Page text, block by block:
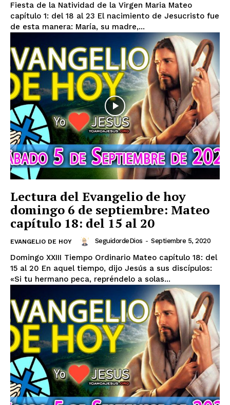
Fiesta de la Natividad de la Virgen Maria Mateo
capítulo 1: del 18 al 23 El nacimiento de Jesucristo fue
de esta manera: María, su madre,...
Lectura del Evangelio de hoy
domingo 6 de septiembre: Mateo
capítulo 18: del 15 al 20
EVANGELIO DE HOY SeguidordeDios - Septiembre 5, 2020
Domingo XXIII Tiempo Ordinario Mateo capítulo 18: del
15 al 20 En aquel tiempo, dijo Jesús a sus discípulos:
«Si tu hermano peca, repréndelo a solas...